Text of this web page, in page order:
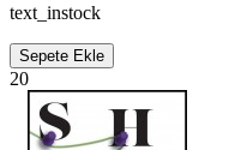
text_instock
Sepete Ekle
20